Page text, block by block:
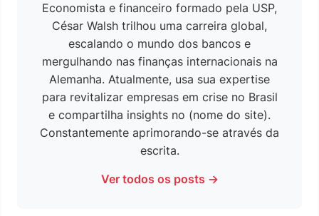
Economista e financeiro formado pela USP,
César Walsh trilhou uma carreira global,
escalando o mundo dos bancos e
mergulhando nas finanças internacionais na
Alemanha. Atualmente, usa sua expertise
para revitalizar empresas em crise no Brasil
e compartilha insights no (nome do site).
Constantemente aprimorando-se através da
escrita.
Ver todos os posts →